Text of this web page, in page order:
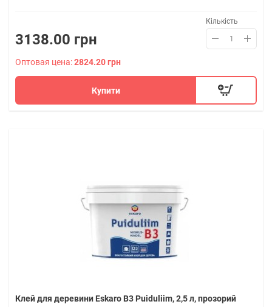
3138.00 грн
Кількість
Оптовая цена:2824.20 грн
Купити
Клей для деревини Eskaro B3 Puiduliim, 2,5 л, прозорий